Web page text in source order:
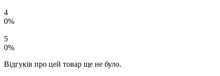
4
0%
5
0%
Відгуків про цей товар ще не було.